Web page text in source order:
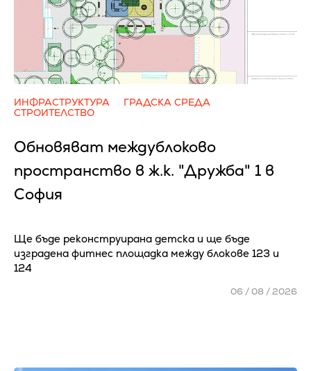
ИНФРАСТРУКТУРА
ГРАДСКА СРЕДА
СТРОИТЕЛСТВО
Обновяват междублоково
пространство в ж.к. "Дружба" 1 в
София
Ще бъде реконструирана детска и ще бъде
изградена фитнес площадка между блокове 123 и
124
06 / 08 / 2026